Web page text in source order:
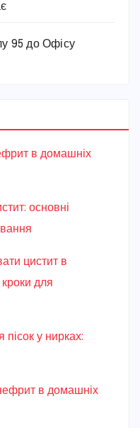
95 до Офісу
в домашніх
основні
цистит в
для
пісок у нирках:
в домашніх